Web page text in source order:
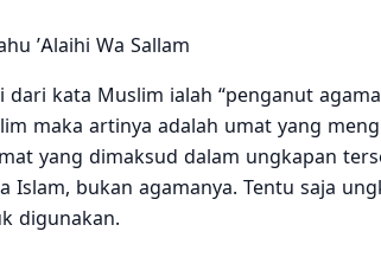
’Alaihi Wa Sallam
kata Muslim ialah “penganut agama
maka artinya adalah umat yang
yang dimaksud dalam ungkapan
Islam, bukan agamanya. Tentu saja
digunakan.